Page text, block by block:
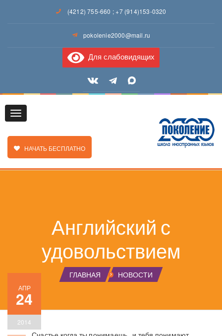
(4212) 755-660 ;+7 (914)153-0320
pokolenie2000@mail.ru
Для слабовидящих
Toggle
ЗАКАЗАТЬ ЗВОНОК
НАЧАТЬ БЕСПЛАТНО
Английский с
удовольствием
ГЛАВНАЯ НОВОСТИ
АПР
24
2014